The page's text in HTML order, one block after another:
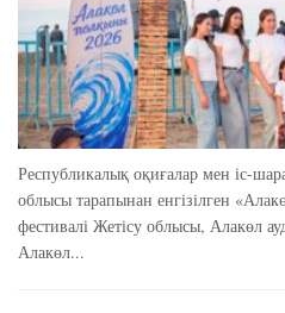
Республикалық оқиғалар мен іс-
облысы тарапынан енгізілген
фестивалі Жетісу облысы, Алакөл
Алакөл...